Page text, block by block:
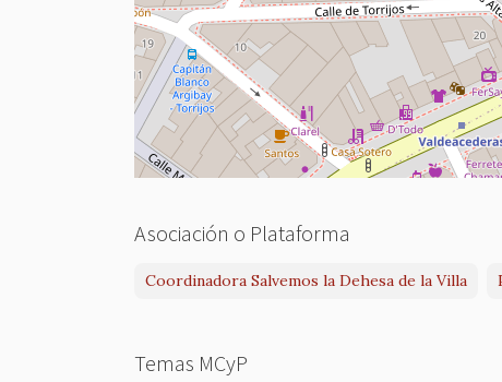
Asociación o Plataforma
Coordinadora Salvemos la Dehesa de la Villa
Temas MCyP